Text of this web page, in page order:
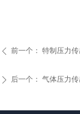
ꄴ 前一个： 特制压力传
ꄲ 后一个： 气体压力传